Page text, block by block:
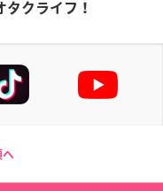
タクライフ！
へ